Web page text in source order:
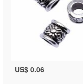
US$ 0.06